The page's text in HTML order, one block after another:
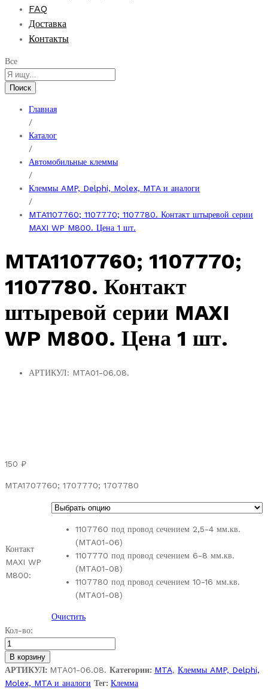
FAQ
Доставка
Контакты
Все
Поиск
Главная
/
Каталог
/
Автомобильные клеммы
/
Клеммы AMP, Delphi, Molex, MTA и аналоги
/
MTA1107760; 1107770; 1107780. Контакт штыревой серии
MAXI WP M800. Цена 1 шт.
MTA1107760; 1107770;
1107780. Контакт
штыревой серии MAXI
WP M800. Цена 1 шт.
АРТИКУЛ: MTA01-06.08.
150 ₽
MTA1707760; 1707770; 1707780
Контакт
MAXI WP
M800:
1107760 под провод сечением 2,5-4 мм.кв.
(MTA01-06)
1107770 под провод сечением 6-8 мм.кв.
(MTA01-08)
1107780 под провод сечением 10-16 мм.кв.
(MTA01-08)
Очистить
MTA1107760;
1107770;
1107780.
Контакт
штыревой
Кол-во:
В корзину
АРТИКУЛ: MTA01-06.08. Категории: MTA, Клеммы AMP, Delphi,
Molex, MTA и аналоги Тег: Клемма